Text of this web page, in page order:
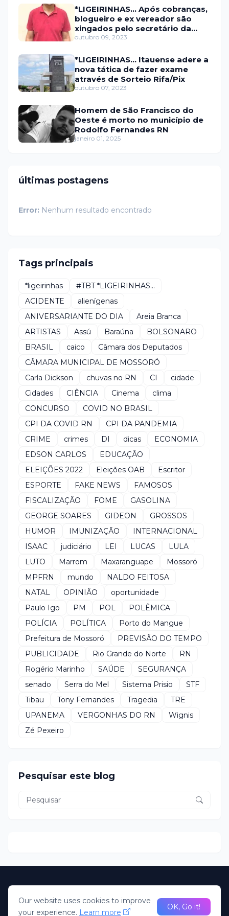
*LIGEIRINHAS... Após cobranças,
blogueiro e ex vereador são
xingados pelo secretário da
prefeitura de Itaú
outubro 09, 2023
*LIGEIRINHAS... Itauense adere a
nova tática de fazer exame
através de Sorteio Rifa/Pix
outubro 07, 2023
Homem de São Francisco do
Oeste é morto no município de
Rodolfo Fernandes RN
janeiro 01, 2025
últimas postagens
Error: Nenhum resultado encontrado
Tags principais
*ligeirinhas
#TBT *LIGEIRINHAS...
ACIDENTE
alienígenas
ANIVERSARIANTE DO DIA
Areia Branca
ARTISTAS
Assú Baraúna
BOLSONARO
BRASIL
caico
Câmara dos Deputados
CÂMARA MUNICIPAL DE MOSSORÓ
Carla Dickson
chuvas no RN CI
cidade
Cidades
CIÊNCIA Cinema
clima
CONCURSO
COVID NO BRASIL
CPI DA COVID RN
CPI DA PANDEMIA
CRIME
crimes DI dicas
ECONOMIA
EDSON CARLOS
EDUCAÇÃO
ELEIÇÕES 2022
Eleições OAB
Escritor
ESPORTE
FAKE NEWS
FAMOSOS
FISCALIZAÇÃO
FOME
GASOLINA
GEORGE SOARES
GIDEON
GROSSOS
HUMOR
IMUNIZAÇÃO
INTERNACIONAL
ISAAC
judiciário LEI LUCAS
LULA
LUTO
Marrom Maxaranguape
Mossoró
MPFRN
mundo
NALDO FEITOSA
NATAL
OPINIÃO
oportunidade
Paulo Igo
PM POL
POLÊMICA
POLÍCIA
POLÍTICA
Porto do Mangue
Prefeitura de Mossoró
PREVISÃO DO TEMPO
PUBLICIDADE
Rio Grande do Norte
RN
Rogério Marinho
SAÚDE
SEGURANÇA
senado
Serra do Mel Sistema Prisio
STF
Tibau
Tony Fernandes Tragedia
TRE
UPANEMA
VERGONHAS DO RN
Wignis
Zé Pexeiro
Pesquisar este blog
desenvolvido Pela R2N. Todos direitos Reservados; Portal
HomeAbout Us
Our website uses cookies to improve
your experience. Learn more
OK, Go it!